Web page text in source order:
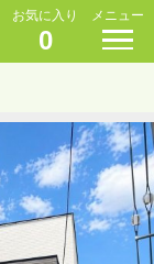
お気に入り
0
メニュー